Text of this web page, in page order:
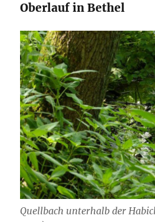
Oberlauf in Bethel
Quellbach unterhalb der